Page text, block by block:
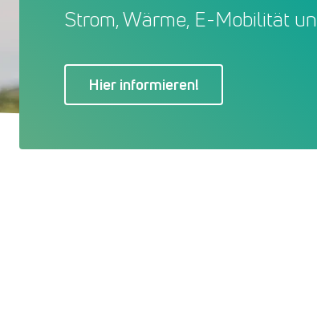
Strom, Wärme, E-Mobilität
Hier informieren!